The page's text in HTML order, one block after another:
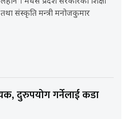
तथा संस्कृति मन्त्री मनोजकुमार
दुरुपयोग गर्नेलाई कडा